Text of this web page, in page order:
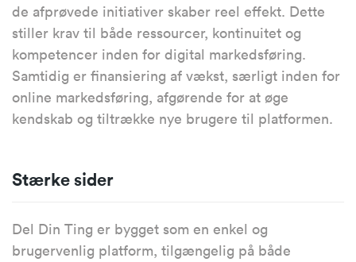
de afprøvede initiativer skaber reel effekt. Dette
stiller krav til både ressourcer, kontinuitet og
kompetencer inden for digital markedsføring.
Samtidig er finansiering af vækst, særligt inden for
online markedsføring, afgørende for at øge
kendskab og tiltrække nye brugere til platformen.
Stærke sider
Del Din Ting er bygget som en enkel og
brugervenlig platform, tilgængelig på både